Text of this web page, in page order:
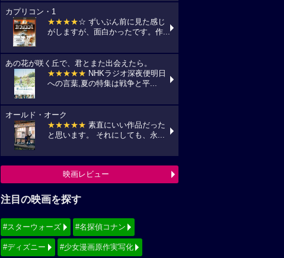
カプリコン・1
★★★★☆ ずいぶん前に見た感じ
がしますが、面白かったです。作...
あの花が咲く丘で、君とまた出会えたら。
★★★★★ NHKラジオ深夜便明日
への言葉,夏の特集は戦争と平...
オールド・オーク
★★★★★ 素直にいい作品だった
と思います。 それにしても、永...
映画レビュー
注目の映画を探す
#スターウォーズ #名探偵コナン
#ディズニー #少女漫画原作実写化